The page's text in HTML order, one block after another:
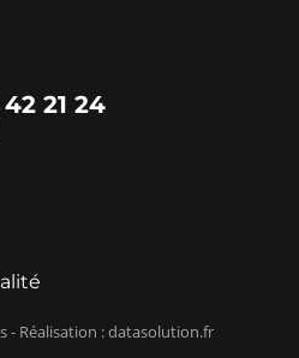
21 24
- Réalisation : datasolution.fr